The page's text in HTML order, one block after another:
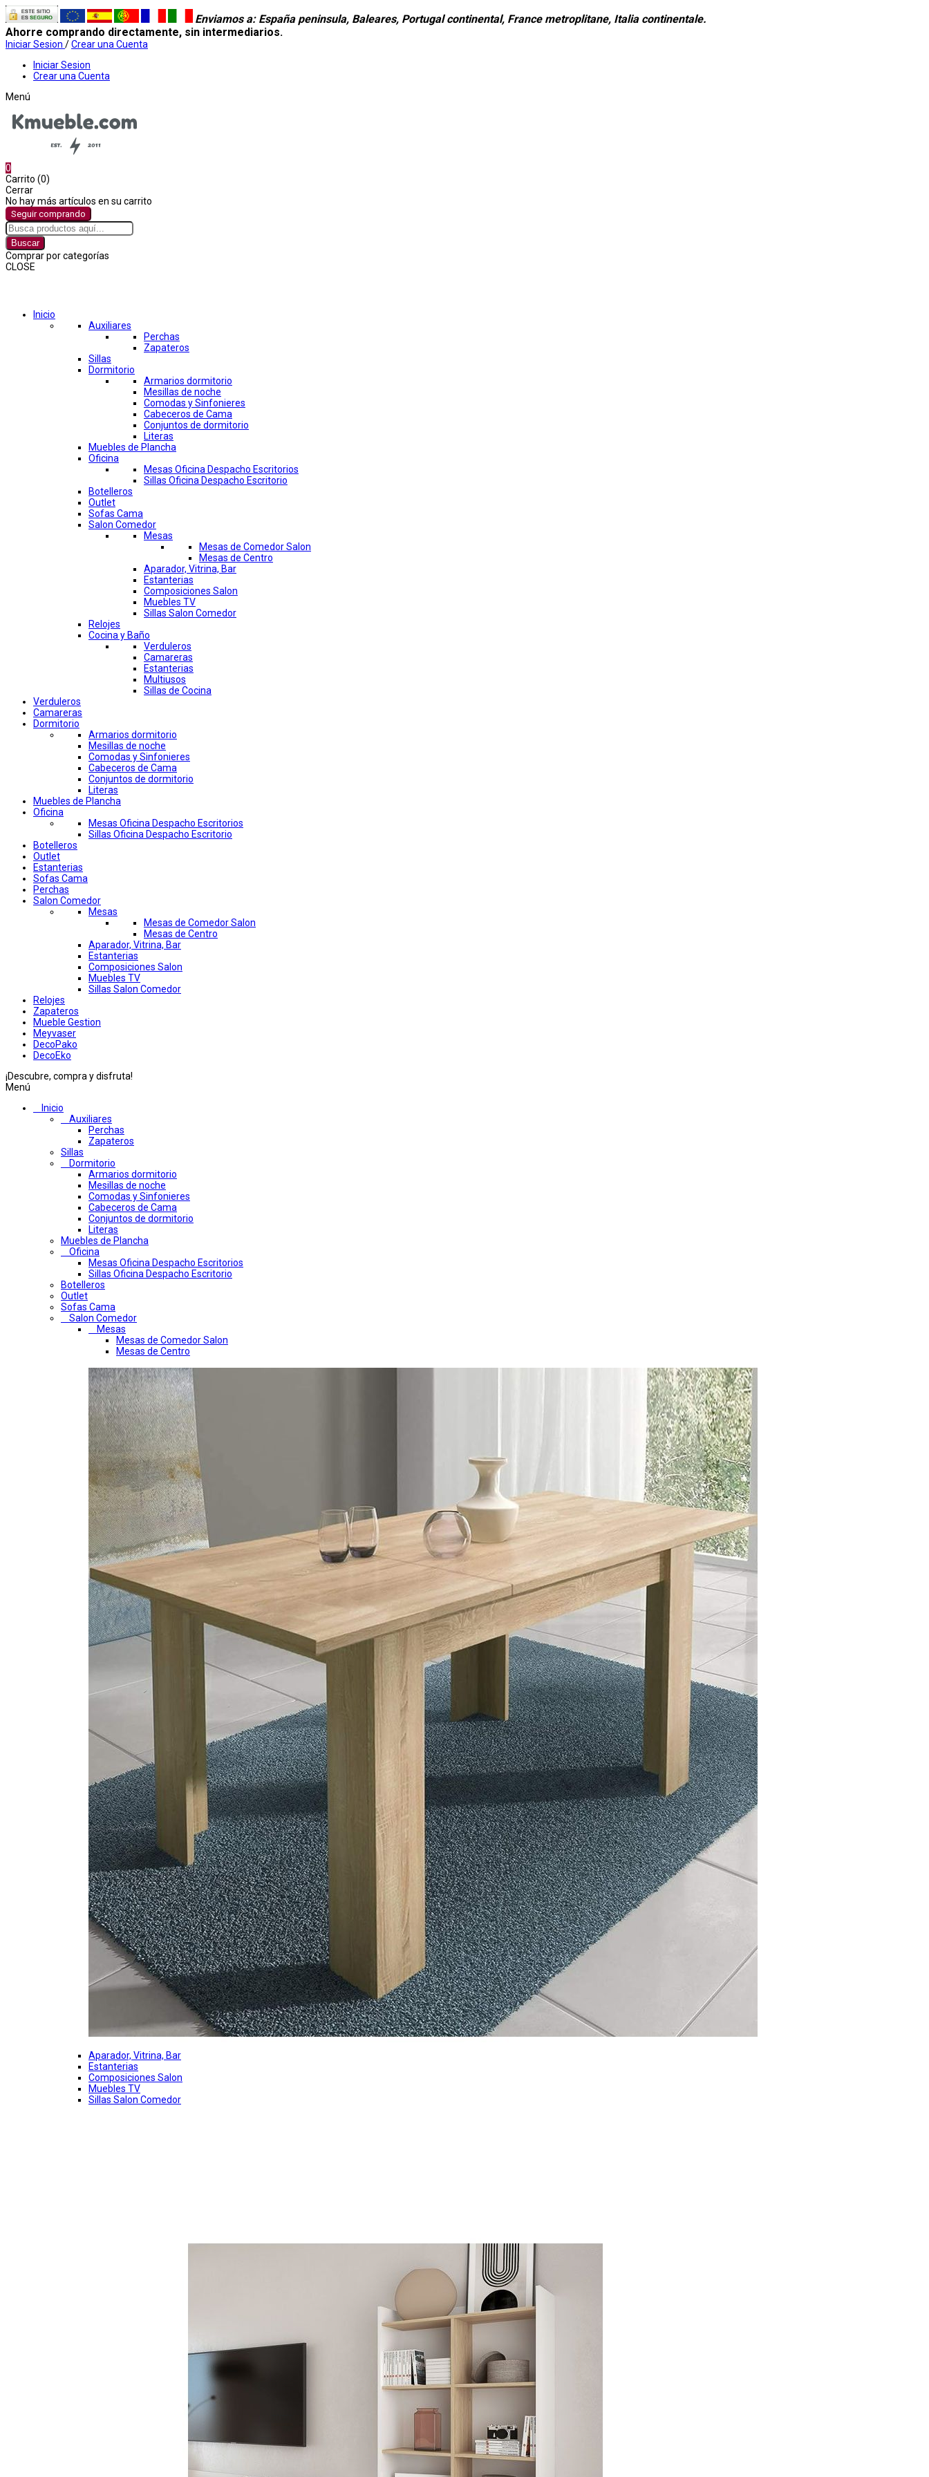
Enviamos a: España peninsula, Baleares, Portugal continental, France metroplitane, Italia continentale.
Ahorre comprando directamente, sin intermediarios.
Iniciar Sesion /Crear una Cuenta
Iniciar Sesion
Crear una Cuenta
Menú
0
Carrito (0)
Cerrar
No hay más artículos en su carrito
Seguir comprando
Buscar
Comprar por categorías
CLOSE
Inicio
Auxiliares
Perchas
Zapateros
Sillas
Dormitorio
Armarios dormitorio
Mesillas de noche
Comodas y Sinfonieres
Cabeceros de Cama
Conjuntos de dormitorio
Literas
Muebles de Plancha
Oficina
Mesas Oficina Despacho Escritorios
Sillas Oficina Despacho Escritorio
Botelleros
Outlet
Sofas Cama
Salon Comedor
Mesas
Mesas de Comedor Salon
Mesas de Centro
Aparador, Vitrina, Bar
Estanterias
Composiciones Salon
Muebles TV
Sillas Salon Comedor
Relojes
Cocina y Baño
Verduleros
Camareras
Estanterias
Multiusos
Sillas de Cocina
Verduleros
Camareras
Dormitorio
Armarios dormitorio
Mesillas de noche
Comodas y Sinfonieres
Cabeceros de Cama
Conjuntos de dormitorio
Literas
Muebles de Plancha
Oficina
Mesas Oficina Despacho Escritorios
Sillas Oficina Despacho Escritorio
Botelleros
Outlet
Estanterias
Sofas Cama
Perchas
Salon Comedor
Mesas
Mesas de Comedor Salon
Mesas de Centro
Aparador, Vitrina, Bar
Estanterias
Composiciones Salon
Muebles TV
Sillas Salon Comedor
Relojes
Zapateros
Mueble Gestion
Meyvaser
DecoPako
DecoEko
¡Descubre, compra y disfruta!
Menú
Inicio
Auxiliares
Perchas
Zapateros
Sillas
Dormitorio
Armarios dormitorio
Mesillas de noche
Comodas y Sinfonieres
Cabeceros de Cama
Conjuntos de dormitorio
Literas
Muebles de Plancha
Oficina
Mesas Oficina Despacho Escritorios
Sillas Oficina Despacho Escritorio
Botelleros
Outlet
Sofas Cama
Salon Comedor
Mesas
Mesas de Comedor Salon
Mesas de Centro
Aparador, Vitrina, Bar
Estanterias
Composiciones Salon
Muebles TV
Sillas Salon Comedor